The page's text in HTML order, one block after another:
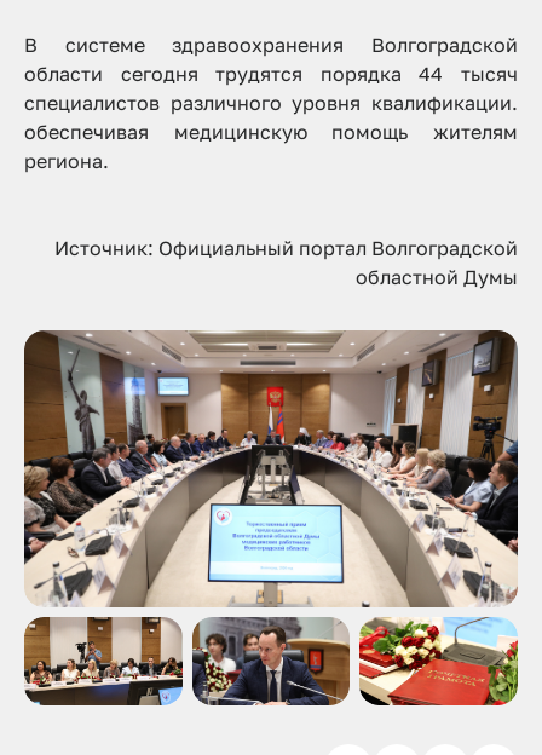
В системе здравоохранения Волгоградской
области сегодня трудятся порядка 44 тысяч
специалистов различного уровня квалификации.
обеспечивая медицинскую помощь жителям
региона.
Источник: Официальный портал Волгоградской
областной Думы